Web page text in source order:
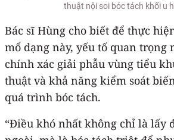
thuật nội soi bóc tách khối u
Bác sĩ Hùng cho biết để thực
mổ dạng này, yếu tố quan trọng
chính xác giải phẫu vùng tiểu
thuật và khả năng kiểm soát
quá trình bóc tách.
“Điều khó nhất không chỉ là lấy